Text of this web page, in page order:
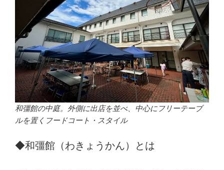
和彊館の中庭。外側に出店を並べ、中心にフリーテーブ
ルを置くフードコート・スタイル
◆和彊館（わきょうかん）とは